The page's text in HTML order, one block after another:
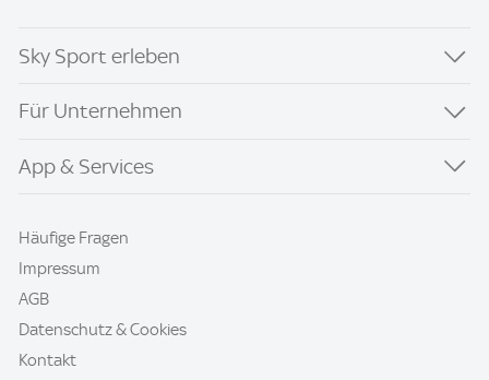
Sky Sport erleben
Für Unternehmen
App & Services
Häufige Fragen
Impressum
AGB
Datenschutz & Cookies
Kontakt